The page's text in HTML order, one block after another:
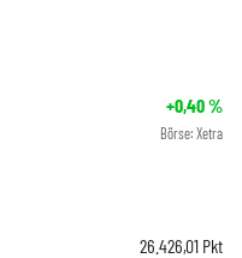
+0,40%
Börse: Xetra
26.426,01 Pkt